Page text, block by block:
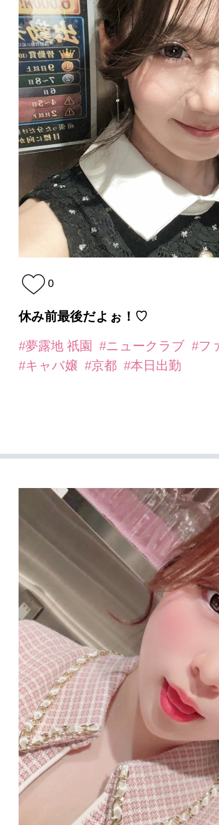
0
休み前最後だよぉ！♡
#夢露地 祇園 #ニュークラブ #フ
#キャバ嬢 #京都 #本日出勤